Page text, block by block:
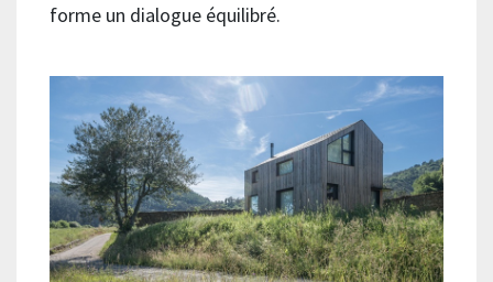
forme un dialogue équilibré.